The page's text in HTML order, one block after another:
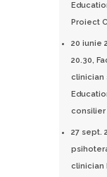
Proiect
20 iunie
20.30,
clinician
consilier
27 sept.
clinician